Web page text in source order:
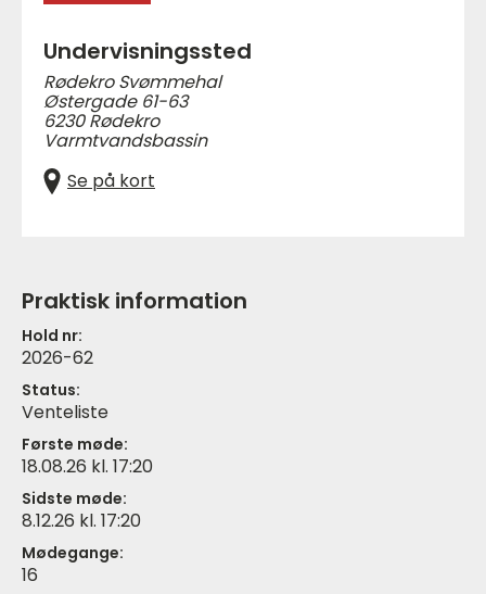
Undervisningssted
Rødekro Svømmehal
Østergade 61-63
6230 Rødekro
Varmtvandsbassin
Se på kort
Praktisk information
Hold nr:
2026-62
Status:
Venteliste
Første møde:
18.08.26 kl. 17:20
Sidste møde:
8.12.26 kl. 17:20
Mødegange:
16